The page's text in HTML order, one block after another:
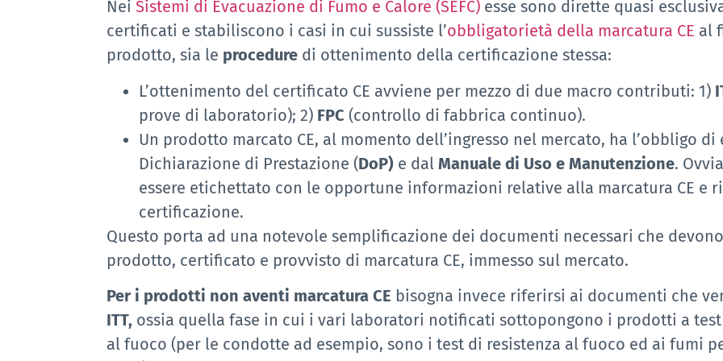
Nei Sistemi di Evacuazione di Fumo e Calore (SEFC) esse sono dirette quasi
certificati e stabiliscono i casi in cui sussiste l’obbligatorietà della marcatura CE al
prodotto, sia le procedure di ottenimento della certificazione stessa:
L’ottenimento del certificato CE avviene per mezzo di due macro contributi: 1)
prove di laboratorio); 2) FPC (controllo di fabbrica continuo).
Un prodotto marcato CE, al momento dell’ingresso nel mercato, ha l’obbligo
Dichiarazione di Prestazione (DoP) e dal Manuale di Uso e Manutenzione.
essere etichettato con le opportune informazioni relative alla marcatura CE e
certificazione.
Questo porta ad una notevole semplificazione dei documenti necessari che
prodotto, certificato e provvisto di marcatura CE, immesso sul mercato.
Per i prodotti non aventi marcatura CE bisogna invece riferirsi ai documenti che
ITT, ossia quella fase in cui i vari laboratori notificati sottopongono i prodotti a
al fuoco (per le condotte ad esempio, sono i test di resistenza al fuoco ed ai fumi